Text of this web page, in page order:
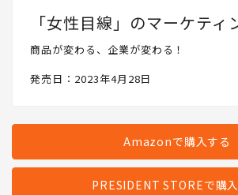
「女性目線」のマーケティ
商品が変わる、企業が変わる！
発売日：2023年4月28日
Amazonで購入する
PRESIDENT STOREで購